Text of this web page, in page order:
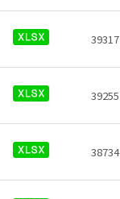
39317
39255
38734